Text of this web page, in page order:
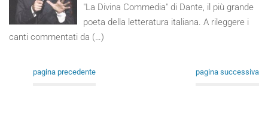
"La Divina Commedia" di Dante, il più grande
poeta della letteratura italiana. A rileggere i
canti commentati da (…)
pagina precedente pagina successiva